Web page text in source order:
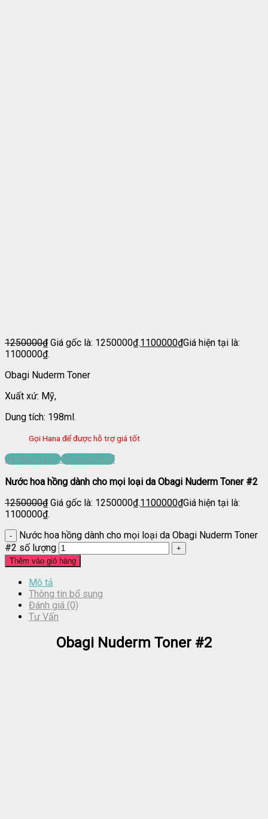
1250000₫ Giá gốc là: 1250000₫.1100000₫Giá hiện tại là:
1100000₫.
Obagi Nuderm Toner
Xuất xứ: Mỹ,
Dung tích: 198ml.
Gọi Hana để được hỗ trợ giá tốt
0918551247 0975357347
Nước hoa hồng dành cho mọi loại da Obagi Nuderm Toner #2
1250000₫ Giá gốc là: 1250000₫.1100000₫Giá hiện tại là:
1100000₫.
Nước hoa hồng dành cho mọi loại da Obagi Nuderm Toner
#2 số lượng
Thêm vào giỏ hàng
Mô tả
Thông tin bổ sung
Đánh giá (0)
Tư Vấn
Obagi Nuderm Toner #2